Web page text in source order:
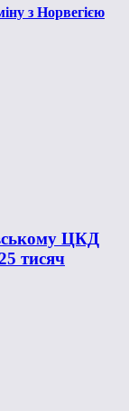
з Норвегією
ЦКД
тисяч